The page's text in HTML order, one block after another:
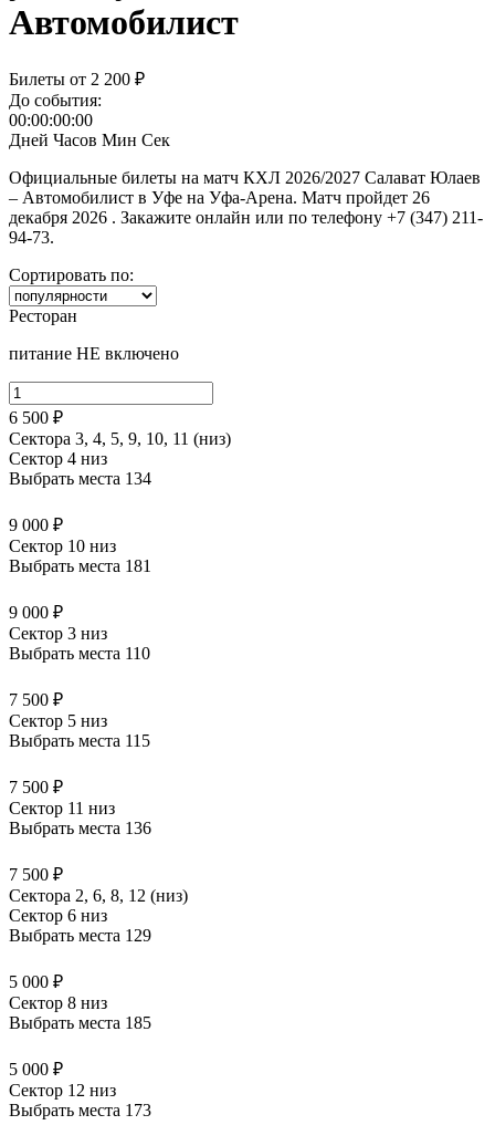
Автомобилист
Билеты от 2 200 ₽
До события:
00:00:00:00
Дней Часов Мин Сек
Официальные билеты на матч КХЛ 2026/2027 Салават Юлаев
– Автомобилист в Уфе на Уфа-Арена. Матч пройдет 26
декабря 2026 . Закажите онлайн или по телефону +7 (347) 211-
94-73.
Сортировать по:
Ресторан
питание НЕ включено
6 500 ₽
Сектора 3, 4, 5, 9, 10, 11 (низ)
Сектор 4 низ
Выбрать места 134
9 000 ₽
Сектор 10 низ
Выбрать места 181
9 000 ₽
Сектор 3 низ
Выбрать места 110
7 500 ₽
Сектор 5 низ
Выбрать места 115
7 500 ₽
Сектор 11 низ
Выбрать места 136
7 500 ₽
Сектора 2, 6, 8, 12 (низ)
Сектор 6 низ
Выбрать места 129
5 000 ₽
Сектор 8 низ
Выбрать места 185
5 000 ₽
Сектор 12 низ
Выбрать места 173